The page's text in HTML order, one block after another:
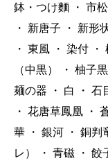
鉢・つけ麵
・ 市
・
新唐子 ・ 新形
・ 東風 ・ 染付 ・
（中黒）
・ 柚子黒
麺の器
・ 白 ・ 石
・ 花唐草鳳凰 ・
華
・ 銀河 ・ 銅判
レ）
・ 青磁 ・ 餃